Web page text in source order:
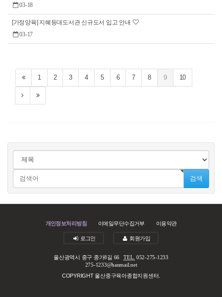
03-18
[가정양육] 지혜등대도서관 신규도서 입고 안내
03-17
1 2 3 4 5 6 7 8 9 10
검색
개인정보처리방침 이메일무단수집거부 이용약관
로그인 회원가입
울산광역시 중구 종가8길 66TEL. 052-275-1233
275-1233@hanmail.net
COPYRIGHT 울산중구육아종합지원센터.